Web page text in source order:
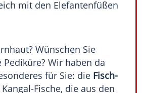
mit den Elefantenfüßen
Wünschen Sie
Wir haben da
für Sie: die Fisch-
Fische, die aus den